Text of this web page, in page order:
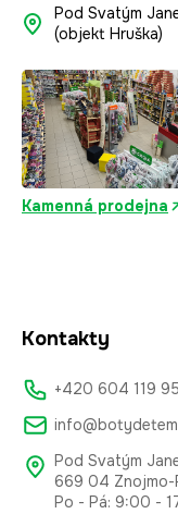
Pod Svatým
(objekt Hruška)
Kamenná prodejna
Kontakty
+420 604 119
Pod Svatým
669 04 Znojmo-
Po - Pá: 9:00 -